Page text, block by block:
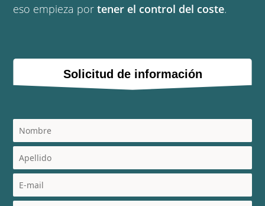
eso empieza portener el control del coste.
Solicitud de información